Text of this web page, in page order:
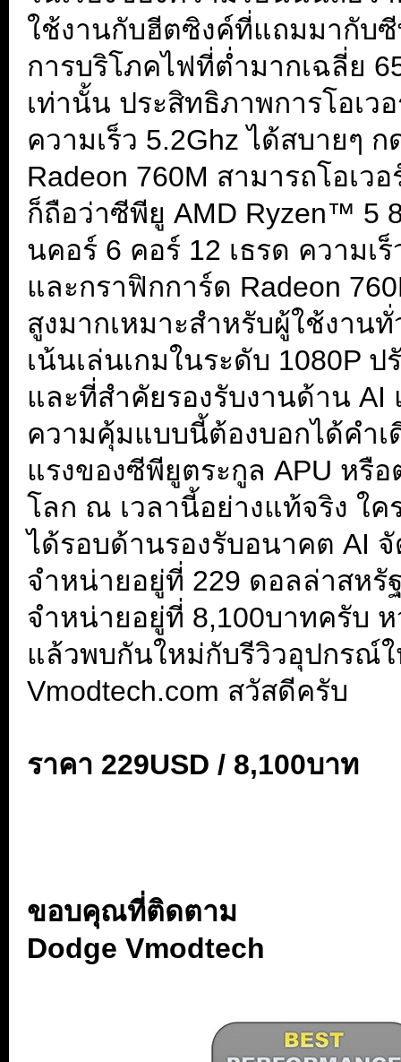
ใช้งานกับฮีตซิงค์ที่แถมมากับซี
การบริโภคไฟที่ต่ำมากเฉลี่ย
เท่านั้น ประสิทธิภาพการโอเ
ความเร็ว 5.2Ghz ได้สบายๆ
Radeon 760M สามารถโอเ
ก็ถือว่าซีพียู AMD Ryzen™ 5
นคอร์ 6 คอร์ 12 เธรด ความเ
และกราฟิกการ์ด Radeon
สูงมากเหมาะสำหรับผู้ใช้งาน
เน้นเล่นเกมในระดับ 1080P
และที่สำคัยรองรับงานด้าน
ความคุ้มแบบนี้ต้องบอกได้คำเ
แรงของซีพียูตระกูล APU หรื
โลก ณ เวลานี้อย่างแท้จริง ใ
ได้รอบด้านรองรับอนาคต AI
จำหน่ายอยู่ที่ 229 ดอลล่าสห
จำหน่ายอยู่ที่ 8,100บาทครับ
แล้วพบกันใหม่กับรีวิวอุปกรณ์
Vmodtech.com สวัสดีครับ
ราคา 229USD / 8,100บาท
ขอบคุณที่ติดตาม
Dodge Vmodtech